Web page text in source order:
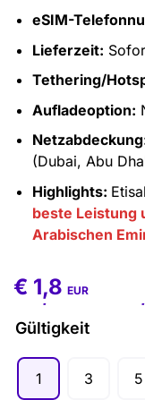
eSIM-
Lieferzeit:
Tethering/
Aufladeoption:
(Dubai, Abu
Highlights:
beste Leistung
Arabischen
€ 1,8 –€
Gültigkeit
1 3 5
€ 1,8 EUR